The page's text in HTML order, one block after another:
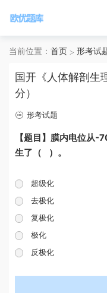
当前位置： 首页 形考试
国开《人体解剖生
分）
形考试题
【题目】膜内电位从
生了（ ）。
超级化
去极化
复极化
极化
反极化